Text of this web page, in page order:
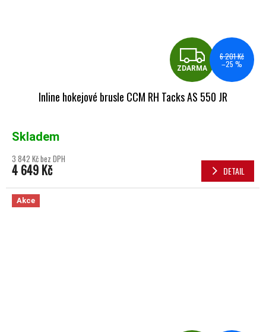
ZDARMA
6 201 Kč
–25 %
Inline hokejové brusle CCM RH Tacks AS 550 JR
Skladem
3 842 Kč bez DPH
4 649 Kč DETAIL
Akce